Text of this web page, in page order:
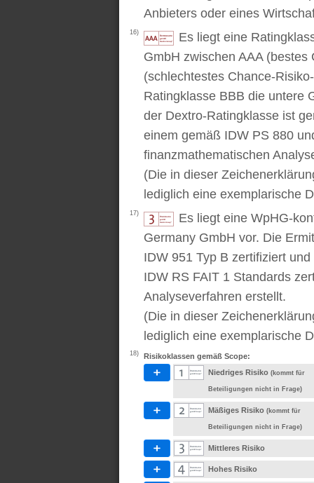
Anbieters oder eines
16)
Es liegt eine
GmbH zwischen AAA
(schlechtestes Chance-
Ratingklasse BBB die untere
der Dextro-Ratingklasse ist
einem gemäß IDW PS 880
finanzmathematischen
(Die in dieser
lediglich eine exemplarische
17)
Es liegt eine WpHG-
Germany GmbH vor. Die
IDW 951 Typ B zertifiziert
IDW RS FAIT 1 Standards
Analyseverfahren erstellt.
(Die in dieser
lediglich eine exemplarische
18)
Risikoklassen gemäß Scope:
Niedriges Risiko (kommt für
Beteiligungen nicht in Frage)
Mäßiges Risiko (kommt für
Beteiligungen nicht in Frage)
Mittleres Risiko
Hohes Risiko